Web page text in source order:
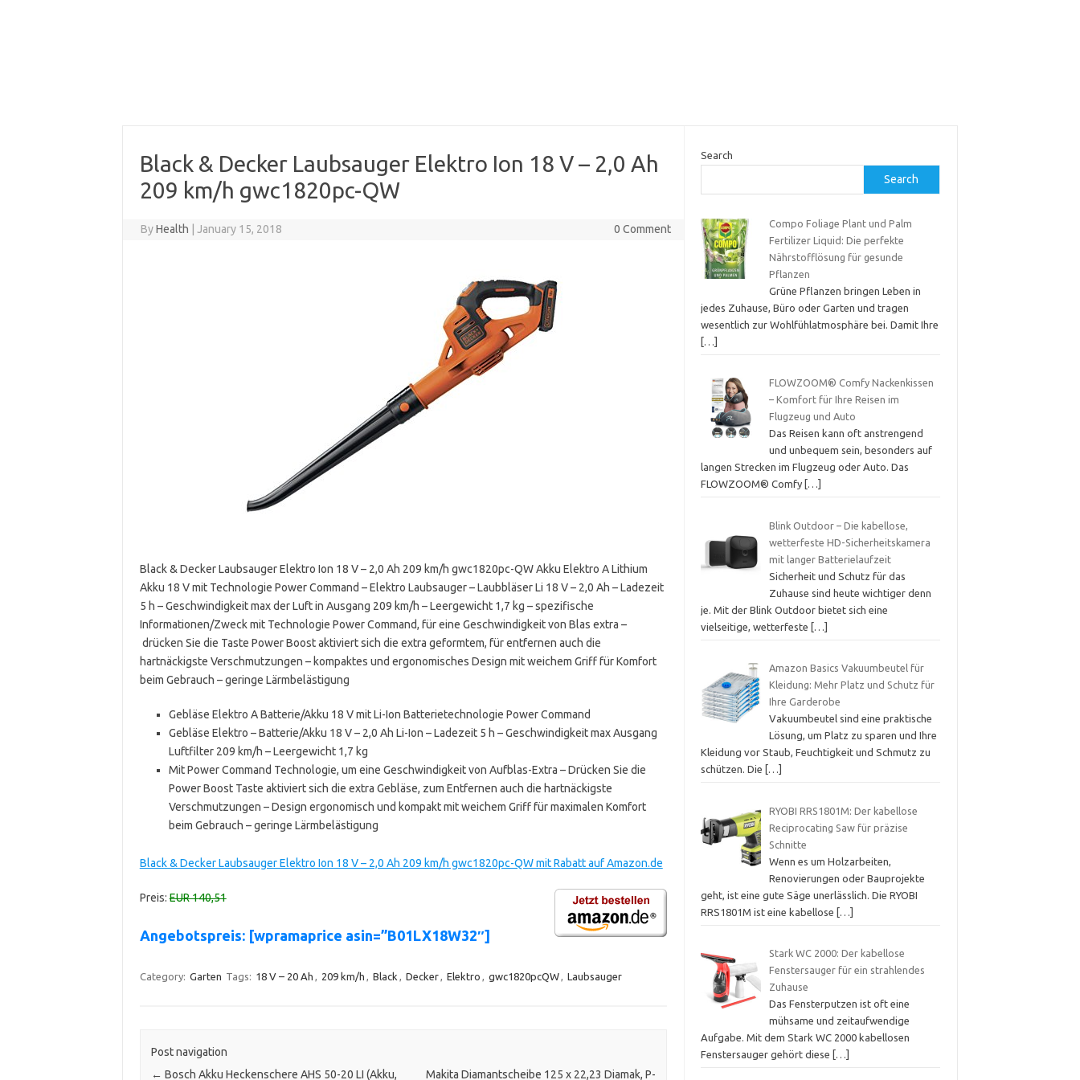
Black & Decker Laubsauger Elektro Ion 18 V – 2,0 Ah
209 km/h gwc1820pc-QW
ByHealth January 15, 2018 0 Comment
Black & Decker Laubsauger Elektro Ion 18 V – 2,0 Ah 209 km/h gwc1820pc-QW Akku Elektro A Lithium
Akku 18 V mit Technologie Power Command – Elektro Laubsauger – Laubbläser Li 18 V – 2,0 Ah – Ladezeit
5 h – Geschwindigkeit max der Luft in Ausgang 209 km/h – Leergewicht 1,7 kg – spezifische
Informationen/Zweck mit Technologie Power Command, für eine Geschwindigkeit von Blas extra –
drücken Sie die Taste Power Boost aktiviert sich die extra geformtem, für entfernen auch die
hartnäckigste Verschmutzungen – kompaktes und ergonomisches Design mit weichem Griff für Komfort
beim Gebrauch – geringe Lärmbelästigung
Gebläse Elektro A Batterie/Akku 18 V mit Li-Ion Batterietechnologie Power Command
Gebläse Elektro – Batterie/Akku 18 V – 2,0 Ah Li-Ion – Ladezeit 5 h – Geschwindigkeit max Ausgang
Luftfilter 209 km/h – Leergewicht 1,7 kg
Mit Power Command Technologie, um eine Geschwindigkeit von Aufblas-Extra – Drücken Sie die
Power Boost Taste aktiviert sich die extra Gebläse, zum Entfernen auch die hartnäckigste
Verschmutzungen – Design ergonomisch und kompakt mit weichem Griff für maximalen Komfort
beim Gebrauch – geringe Lärmbelästigung
Black & Decker Laubsauger Elektro Ion 18 V – 2,0 Ah 209 km/h gwc1820pc-QW mit Rabatt auf Amazon.de
Preis:EUR 140,51
Angebotspreis: [wpramaprice asin=”B01LX18W32″]
Category: Garten Tags: 18 V – 20 Ah , 209 km/h , Black , Decker, Elektro , gwc1820pcQW, Laubsauger
Post navigation
← Bosch Akku Heckenschere AHS 50-20 LI (Akku, Makita Diamantscheibe 125 x 22,23 Diamak, P-
Search
Search
Compo Foliage Plant und Palm
Fertilizer Liquid: Die perfekte
Nährstofflösung für gesunde
Pflanzen
Grüne Pflanzen bringen Leben in
jedes Zuhause, Büro oder Garten und tragen
wesentlich zur Wohlfühlatmosphäre bei. Damit Ihre
[…]
FLOWZOOM® Comfy Nackenkissen
– Komfort für Ihre Reisen im
Flugzeug und Auto
Das Reisen kann oft anstrengend
und unbequem sein, besonders auf
langen Strecken im Flugzeug oder Auto. Das
FLOWZOOM® Comfy […]
Blink Outdoor – Die kabellose,
wetterfeste HD-Sicherheitskamera
mit langer Batterielaufzeit
Sicherheit und Schutz für das
Zuhause sind heute wichtiger denn
je. Mit der Blink Outdoor bietet sich eine
vielseitige, wetterfeste
[…]
Amazon Basics Vakuumbeutel für
Kleidung: Mehr Platz und Schutz für
Ihre Garderobe
Vakuumbeutel sind eine praktische
Lösung, um Platz zu sparen und Ihre
Kleidung vor Staub, Feuchtigkeit und Schmutz zu
schützen. Die
[…]
RYOBI RRS1801M: Der kabellose
Reciprocating Saw für präzise
Schnitte
Wenn es um Holzarbeiten,
Renovierungen oder Bauprojekte
geht, ist eine gute Säge unerlässlich. Die RYOBI
RRS1801M ist eine kabellose
[…]
Stark WC 2000: Der kabellose
Fenstersauger für ein strahlendes
Zuhause
Das Fensterputzen ist oft eine
mühsame und zeitaufwendige
Aufgabe. Mit dem Stark WC 2000 kabellosen
Fenstersauger gehört diese
[…]